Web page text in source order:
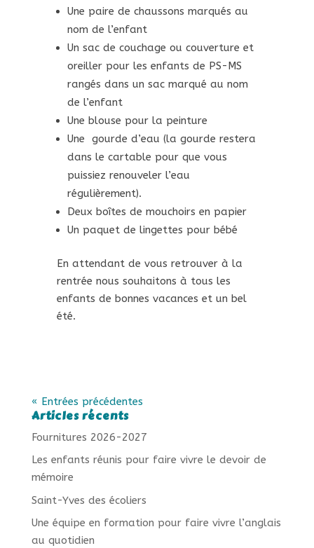
Une paire de chaussons marqués au
nom de l’enfant
Un sac de couchage ou couverture et
oreiller pour les enfants de PS-MS
rangés dans un sac marqué au nom
de l’enfant
Une blouse pour la peinture
Une gourde d’eau (la gourde restera
dans le cartable pour que vous
puissiez renouveler l’eau
régulièrement).
Deux boîtes de mouchoirs en papier
Un paquet de lingettes pour bébé
En attendant de vous retrouver à la
rentrée nous souhaitons à tous les
enfants de bonnes vacances et un bel
été.
« Entrées précédentes
Articles récents
Fournitures 2026-2027
Les enfants réunis pour faire vivre le devoir de
mémoire
Saint-Yves des écoliers
Une équipe en formation pour faire vivre l’anglais
au quotidien